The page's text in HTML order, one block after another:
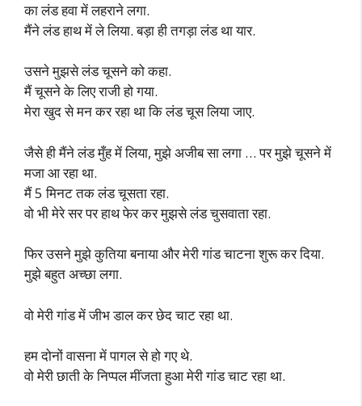
का लंड हवा में लहराने लगा.
मैंने लंड हाथ में ले लिया. बड़ा ही तगड़ा लंड था यार.
उसने मुझसे लंड चूसने को कहा.
मैं चूसने के लिए राजी हो गया.
मेरा खुद से मन कर रहा था कि लंड चूस लिया जाए.
जैसे ही मैंने लंड मुँह में लिया, मुझे अजीब सा लगा … पर मुझे चूसने में
मजा आ रहा था.
मैं 5 मिनट तक लंड चूसता रहा.
वो भी मेरे सर पर हाथ फेर कर मुझसे लंड चुसवाता रहा.
फिर उसने मुझे कुतिया बनाया और मेरी गांड चाटना शुरू कर दिया.
मुझे बहुत अच्छा लगा.
वो मेरी गांड में जीभ डाल कर छेद चाट रहा था.
हम दोनों वासना में पागल से हो गए थे.
वो मेरी छाती के निप्पल मींजता हुआ मेरी गांड चाट रहा था.